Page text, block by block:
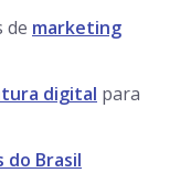
de marketing
digital para
do Brasil